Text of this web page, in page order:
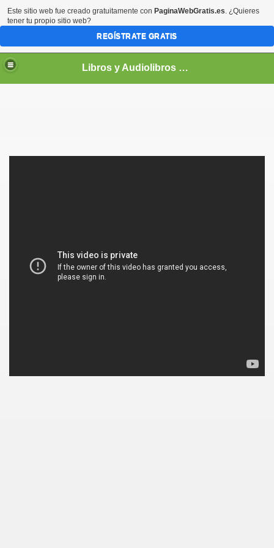
Libros y Audiolibros Para emprendedores
Este sitio web fue creado gratuitamente con PaginaWebGratis.es. ¿Quieres
tener tu propio sitio web?
REGÍSTRATE GRATIS